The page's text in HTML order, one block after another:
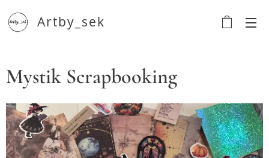
Artby_sek
Mystik Scrapbooking